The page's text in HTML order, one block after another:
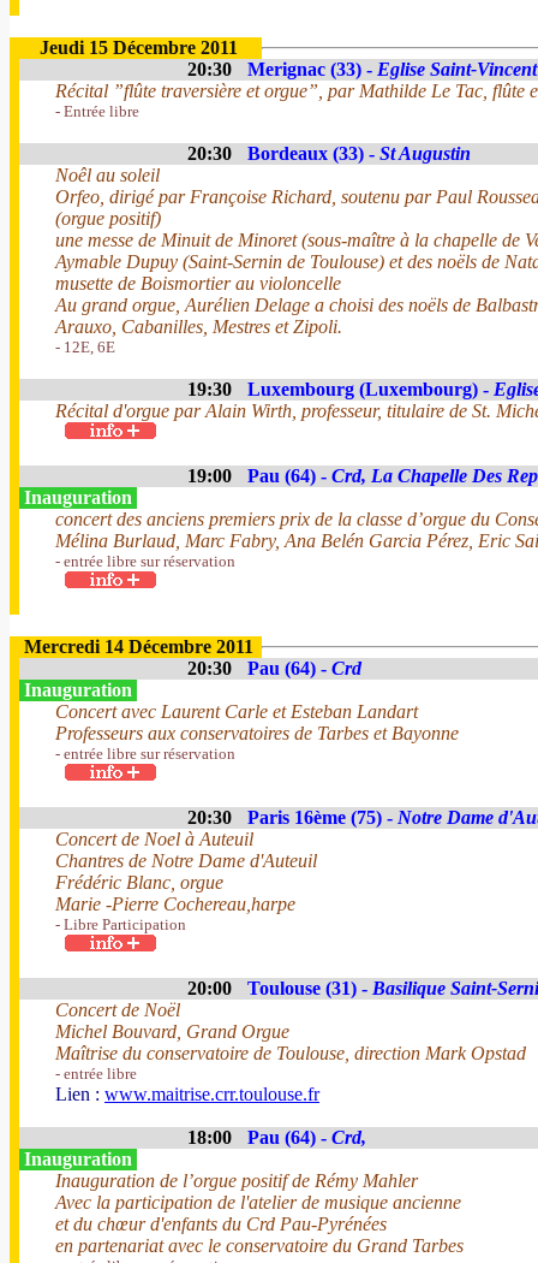
Jeudi 15 Décembre 2011
20:30
Merignac (33) - Eglise Saint-Vincent
Récital ”flûte traversière et orgue”, par Mathilde Le Tac, flûte
- Entrée libre
20:30 Bordeaux (33) - St Augustin
Noêl au soleil
Orfeo, dirigé par Françoise Richard, soutenu par Paul
(orgue positif)
une messe de Minuit de Minoret (sous-maître à la chapelle de
Aymable Dupuy (Saint-Sernin de Toulouse) et des noëls de
musette de Boismortier au violoncelle
Au grand orgue, Aurélien Delage a choisi des noëls de
Arauxo, Cabanilles, Mestres et Zipoli.
- 12E, 6E
19:30 Luxembourg (Luxembourg) -
Récital d'orgue par Alain Wirth, professeur, titulaire de St.
19:00 Pau (64) - Crd, La Chapelle Des
Inauguration
concert des anciens premiers prix de la classe d’orgue du
Mélina Burlaud, Marc Fabry, Ana Belén Garcia Pérez, Eric
- entrée libre sur réservation
Mercredi 14 Décembre 2011
20:30
Pau (64) - Crd
Inauguration
Concert avec Laurent Carle et Esteban Landart
Professeurs aux conservatoires de Tarbes et Bayonne
- entrée libre sur réservation
20:30 Paris 16ème (75) - Notre Dame
Concert de Noel à Auteuil
Chantres de Notre Dame d'Auteuil
Frédéric Blanc, orgue
Marie -Pierre Cochereau,harpe
- Libre Participation
20:00 Toulouse (31) - Basilique Saint-
Concert de Noël
Michel Bouvard, Grand Orgue
Maîtrise du conservatoire de Toulouse, direction Mark Opstad
- entrée libre
Lien : www.maitrise.crr.toulouse.fr
18:00 Pau (64) - Crd,
Inauguration
Inauguration de l’orgue positif de Rémy Mahler
Avec la participation de l'atelier de musique ancienne
et du chœur d'enfants du Crd Pau-Pyrénées
en partenariat avec le conservatoire du Grand Tarbes